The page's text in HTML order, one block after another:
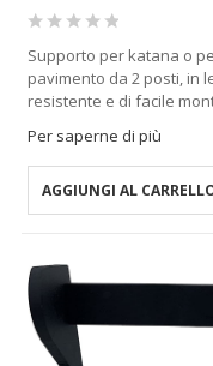
Supporto per katana o
pavimento da 2 posti, in
resistente e di facile
Per saperne di più
AGGIUNGI AL